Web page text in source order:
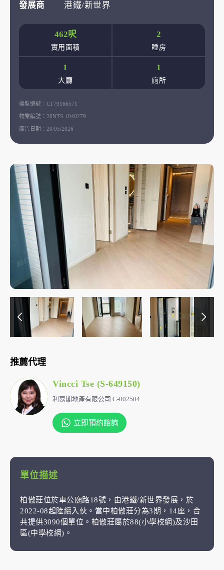
發展商
港鐵/新世界
462呎
實用面積
2
睡房
1
大廳
1
廁所
樓盤編號： CT79166571
物業編號： 28NTS-1040279
廣告日期： 20/05/2026
推薦代理
Vincci Tse (S-649150)
利嘉閣地產有限公司 C-002504
立即預約諮詢
單位描述
柏傲莊位於車公廟路18號，由港鐵/新世界發展，於
2022-08起陸續入伙。當中柏傲莊分為3期，14座，合
共提供3090個單位。柏傲莊屬於88(小學校網)及沙田
區(中學校網)。